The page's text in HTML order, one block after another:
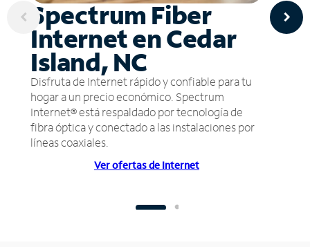
Spectrum Fiber
Internet en Cedar
Island, NC
Disfruta de Internet rápido y confiable para tu
hogar a un precio económico. Spectrum
Internet® está respaldado por tecnología de
fibra óptica y conectado a las instalaciones por
líneas coaxiales.
Ver ofertas de Internet